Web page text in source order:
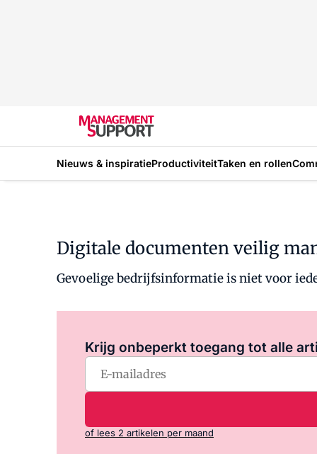
Nieuws & inspiratieProductiviteitTaken en rollen
Digitale documenten veilig
Gevoelige bedrijfsinformatie is niet voor
Krijg onbeperkt toegang tot alle
of lees 2 artikelen per maand